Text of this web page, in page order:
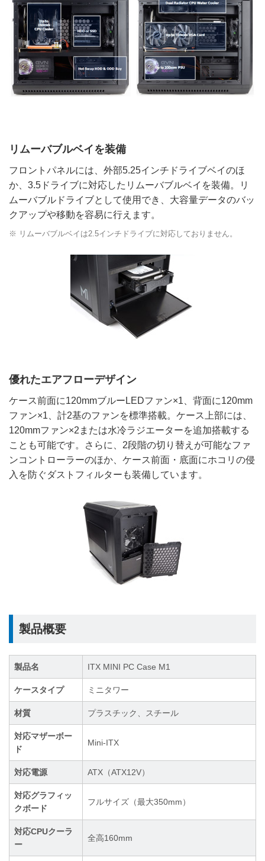
リムーバブルベイを装備
フロントパネルには、外部5.25インチドライブベイのほ
か、3.5ドライブに対応したリムーバブルベイを装備。リ
ムーバブルドライブとして使用でき、大容量データのバッ
クアップや移動を容易に行えます。
※ リムーバブルベイは2.5インチドライブに対応しておりません。
優れたエアフローデザイン
ケース前面に120mmブルーLEDファン×1、背面に120mm
ファン×1、計2基のファンを標準搭載。ケース上部には、
120mmファン×2または水冷ラジエーターを追加搭載する
ことも可能です。さらに、2段階の切り替えが可能なファ
ンコントローラーのほか、ケース前面・底面にホコリの侵
入を防ぐダストフィルターも装備しています。
製品概要
製品名 ITX MINI PC Case M1
ケースタイプ ミニタワー
材質 プラスチック、スチール
対応マザーボー
ド
Mini-ITX
対応電源 ATX（ATX12V）
対応グラフィッ
クボード
フルサイズ（最大350mm）
対応CPUクーラ
ー
全高160mm